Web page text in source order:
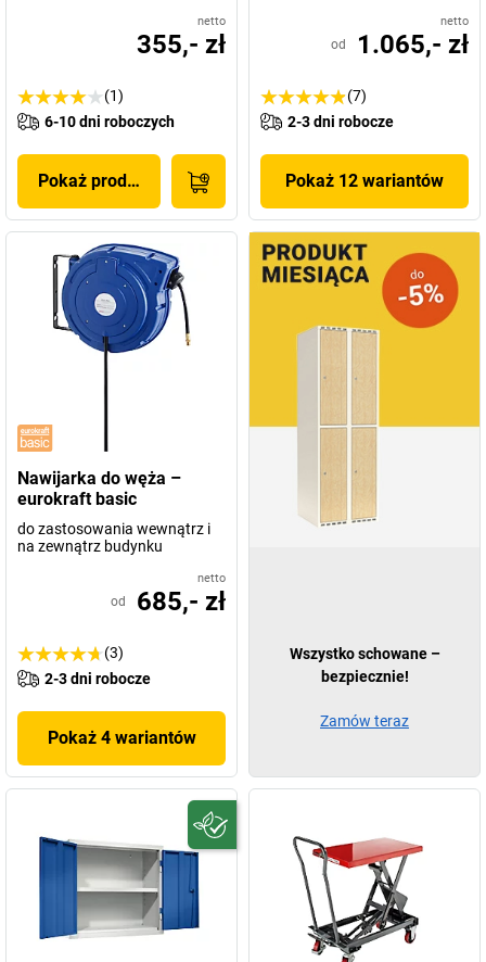
netto
355,- zł
(1)
6-10 dni roboczych
Pokaż produkt
netto
od 1.065,- zł
(7)
2-3 dni robocze
Pokaż 12 wariantów
Nawijarka do węża –
eurokraft basic
do zastosowania wewnątrz i
na zewnątrz budynku
netto
od 685,- zł
(3)
2-3 dni robocze
Pokaż 4 wariantów
Wszystko schowane –
bezpiecznie!
Zamów teraz